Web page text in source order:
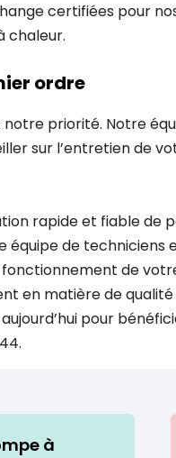
certifiées pour
chaleur.
ordre
priorité. Notre
sur l’entretien de
rapide et fiable de
équipe de
de
en matière de
pour
à